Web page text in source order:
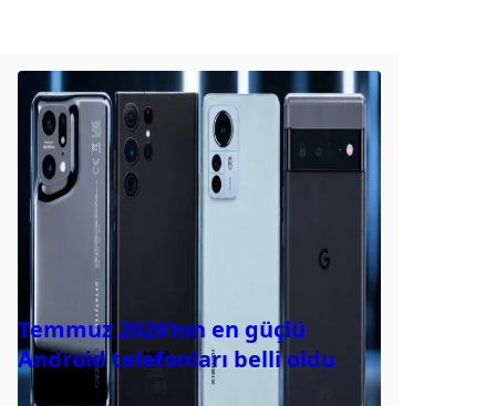
Temmuz 2026’nın en güçlü
Android telefonları belli oldu